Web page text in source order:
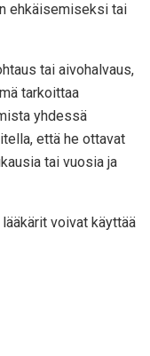
ehkäisemiseksi tai
tai aivohalvaus,
tarkoittaa
yhdessä
että he ottavat
tai vuosia ja
voivat käyttää